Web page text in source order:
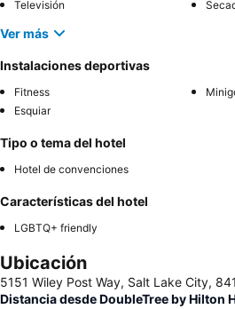
Televisión
Ver más
Instalaciones deportivas
Fitness
Esquiar
Tipo o tema del hotel
Hotel de convenciones
Características del hotel
LGBTQ+ friendly
Ubicación
5151 Wiley Post Way, Salt Lake City,
Distancia desde DoubleTree by Hilton